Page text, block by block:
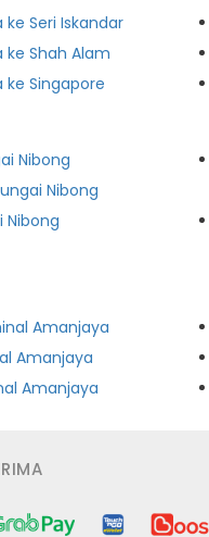
Seri Iskandar
Shah Alam
ke Singapore
Nibong
Nibong
Nibong
Amanjaya
Amanjaya
Amanjaya